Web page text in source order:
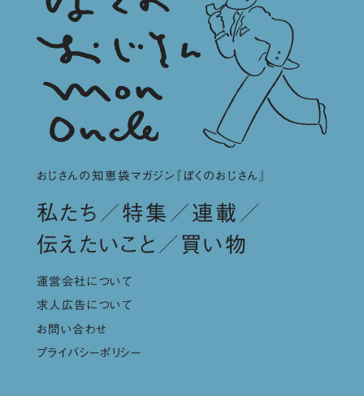
おじさんの知恵袋マガジン『ぼくのおじさん』
私たち 特集
連載
伝えたいこと
買い物
運営会社について
求人広告について
お問い合わせ
プライバシーポリシー